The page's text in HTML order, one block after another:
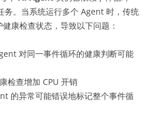
务。当系统运行多个 Agent 时，传统
康检查状态，导致以下问题：
对同一事件循环的健康判断可能
检查增加 CPU 开销
的异常可能错误地标记整个事件循